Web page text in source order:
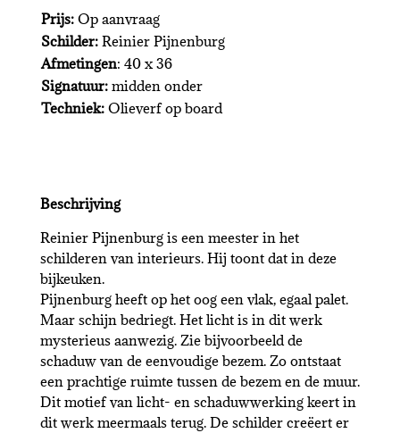
Prijs: Op aanvraag
Schilder: Reinier Pijnenburg
Afmetingen: 40 x 36
Signatuur:midden onder
Techniek: Olieverf op board
Beschrijving
Reinier Pijnenburg is een meester in het
schilderen van interieurs. Hij toont dat in deze
bijkeuken.
Pijnenburg heeft op het oog een vlak, egaal palet.
Maar schijn bedriegt. Het licht is in dit werk
mysterieus aanwezig. Zie bijvoorbeeld de
schaduw van de eenvoudige bezem. Zo ontstaat
een prachtige ruimte tussen de bezem en de muur.
Dit motief van licht- en schaduwwerking keert in
dit werk meermaals terug. De schilder creëert er